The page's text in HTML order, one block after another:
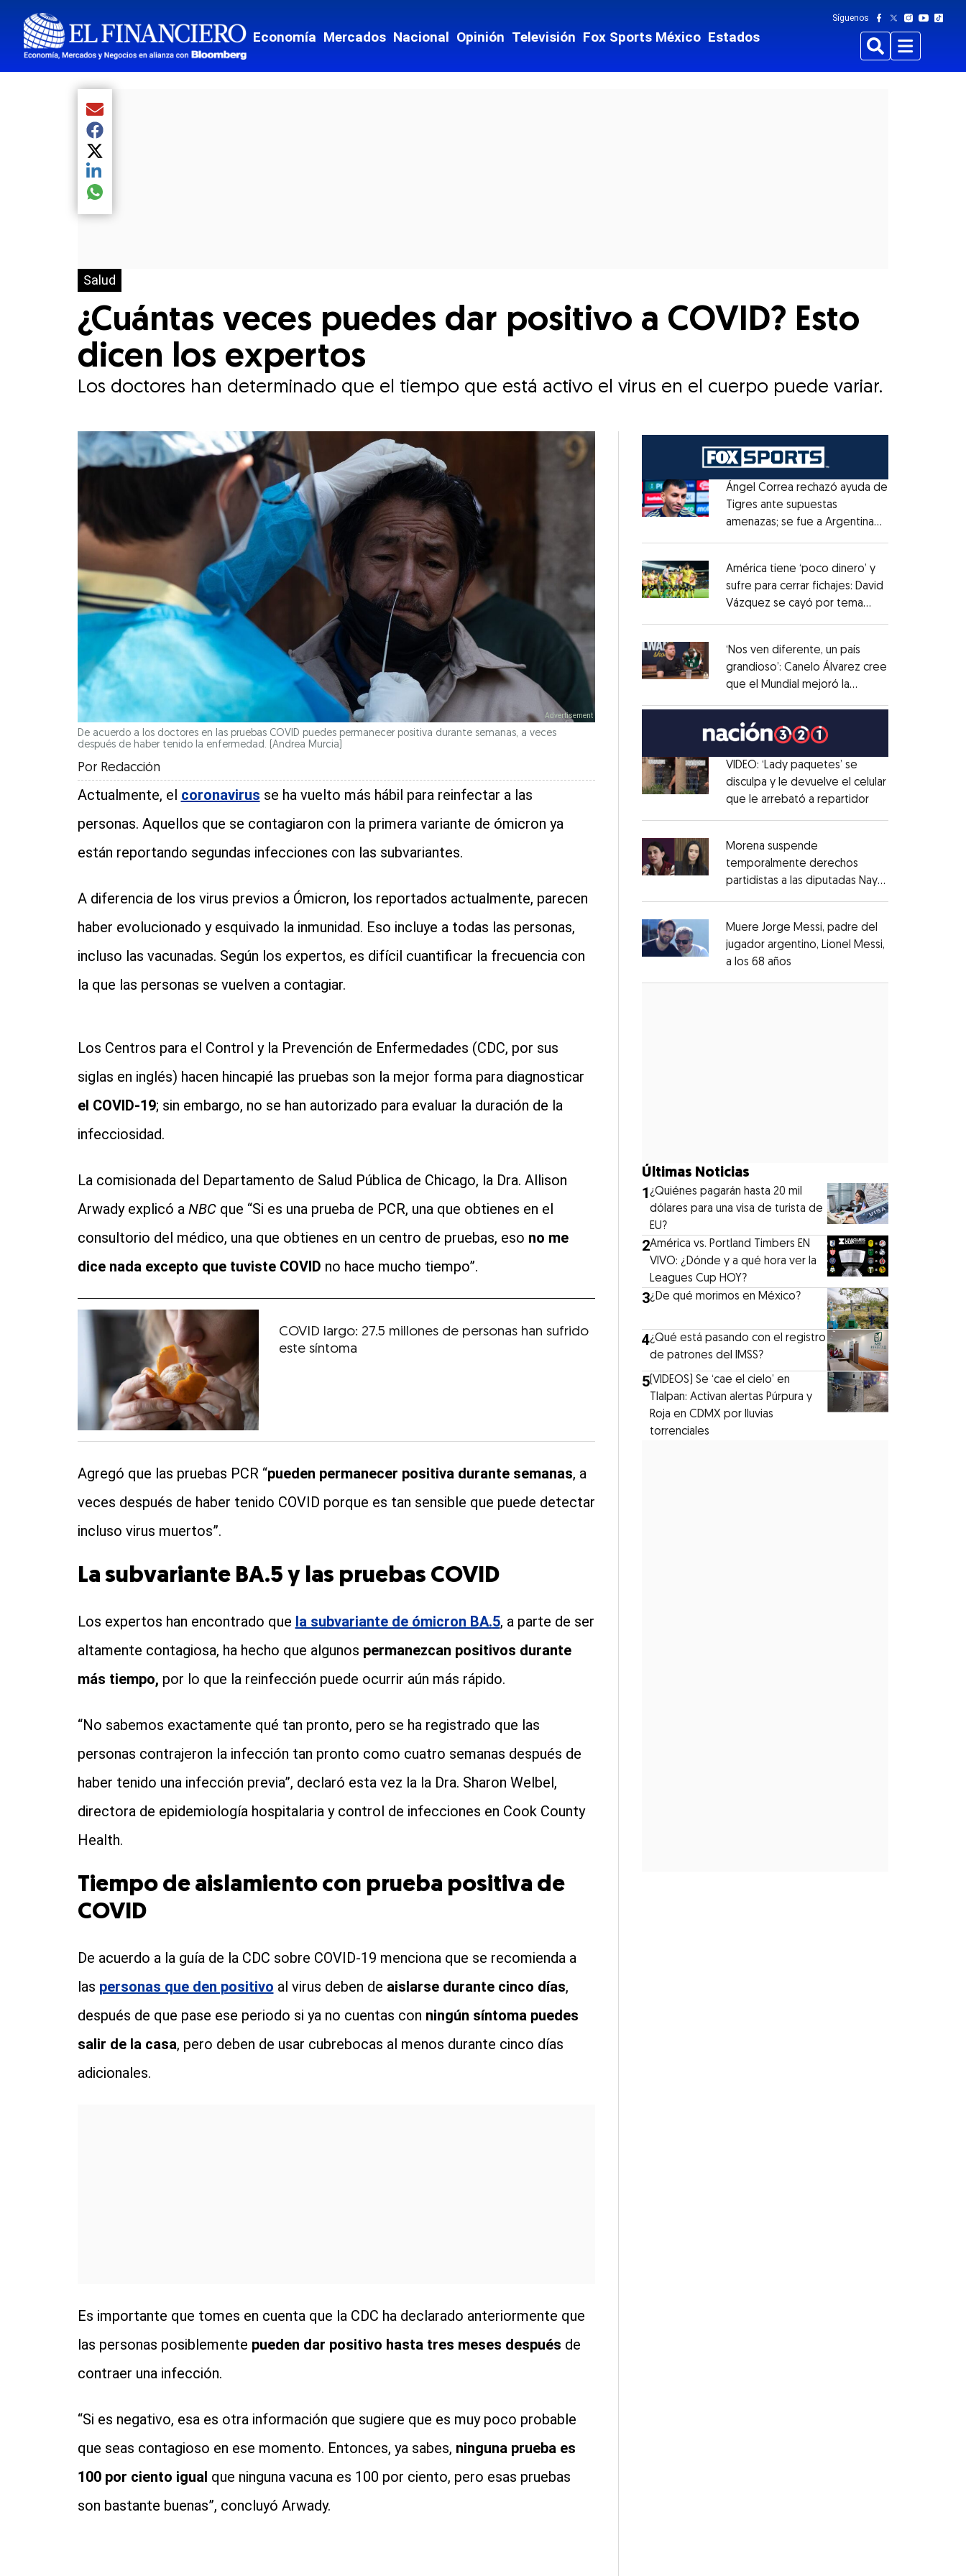
Economía Mercados Nacional Opinión Televisión Fox Sports México Estados
Síguenos
BuscarMenu
Salud
¿Cuántas veces puedes dar positivo a COVID? Esto
dicen los expertos
Los doctores han determinado que el tiempo que está activo el virus en el cuerpo puede variar.
Compartir el artículo actual mediante Email
Compartir el artículo actual mediante Facebook
Compartir el artículo actual mediante Twitter
Compartir el artículo actual mediante LinkedIn
Compartir el artículo actual mediante global.social-whatsapp
De acuerdo a los doctores en las pruebas COVID puedes permanecer positiva durante semanas, a veces
después de haber tenido la enfermedad. (Andrea Murcia)
Por Redacción
Actualmente, el coronavirus se ha vuelto más hábil para reinfectar a las
personas. Aquellos que se contagiaron con la primera variante de ómicron ya
están reportando segundas infecciones con las subvariantes.
A diferencia de los virus previos a Ómicron, los reportados actualmente, parecen
haber evolucionado y esquivado la inmunidad. Eso incluye a todas las personas,
incluso las vacunadas. Según los expertos, es difícil cuantificar la frecuencia con
la que las personas se vuelven a contagiar.
Los Centros para el Control y la Prevención de Enfermedades (CDC, por sus
siglas en inglés) hacen hincapié las pruebas son la mejor forma para diagnosticar
el COVID-19; sin embargo, no se han autorizado para evaluar la duración de la
infecciosidad.
La comisionada del Departamento de Salud Pública de Chicago, la Dra. Allison
Arwady explicó a NBC que “Si es una prueba de PCR, una que obtienes en el
consultorio del médico, una que obtienes en un centro de pruebas, eso no me
dice nada excepto que tuviste COVID no hace mucho tiempo”.
COVID largo: 27.5 millones de personas han sufrido
este síntoma
Agregó que las pruebas PCR “pueden permanecer positiva durante semanas, a
veces después de haber tenido COVID porque es tan sensible que puede detectar
incluso virus muertos”.
La subvariante BA.5 y las pruebas COVID
Los expertos han encontrado que la subvariante de ómicron BA.5, a parte de ser
altamente contagiosa, ha hecho que algunos permanezcan positivos durante
más tiempo, por lo que la reinfección puede ocurrir aún más rápido.
“No sabemos exactamente qué tan pronto, pero se ha registrado que las
personas contrajeron la infección tan pronto como cuatro semanas después de
haber tenido una infección previa”, declaró esta vez la la Dra. Sharon Welbel,
directora de epidemiología hospitalaria y control de infecciones en Cook County
Health.
Tiempo de aislamiento con prueba positiva de
COVID
De acuerdo a la guía de la CDC sobre COVID-19 menciona que se recomienda a
las personas que den positivo al virus deben de aislarse durante cinco días,
después de que pase ese periodo si ya no cuentas con ningún síntoma puedes
salir de la casa, pero deben de usar cubrebocas al menos durante cinco días
adicionales.
Es importante que tomes en cuenta que la CDC ha declarado anteriormente que
las personas posiblemente pueden dar positivo hasta tres meses después de
contraer una infección.
“Si es negativo, esa es otra información que sugiere que es muy poco probable
que seas contagioso en ese momento. Entonces, ya sabes, ninguna prueba es
100 por ciento igual que ninguna vacuna es 100 por ciento, pero esas pruebas
son bastante buenas”, concluyó Arwady.
Opens in new window
Ángel Correa rechazó ayuda de
Tigres ante supuestas
amenazas; se fue a Argentina
Opens in new window
América tiene ‘poco dinero’ y
sufre para cerrar fichajes: David
Vázquez se cayó por tema
Opens in new window
‘Nos ven diferente, un país
grandioso’: Canelo Álvarez cree
que el Mundial mejoró la
Opens in new window
VIDEO: ‘Lady paquetes’ se
disculpa y le devuelve el celular
que le arrebató a repartidorOpens in new
Opens in new window
Morena suspende
temporalmente derechos
partidistas a las diputadas Nay
Opens in new window
Muere Jorge Messi, padre del
jugador argentino, Lionel Messi,
a los 68 años
Últimas Noticias
1¿Quiénes pagarán hasta 20 mil
dólares para una visa de turista de
EU?
2América vs. Portland Timbers EN
VIVO: ¿Dónde y a qué hora ver la
Leagues Cup HOY?
3¿De qué morimos en México?
4¿Qué está pasando con el registro
de patrones del IMSS?
5 (VIDEOS) Se ‘cae el cielo’ en
Tlalpan: Activan alertas Púrpura y
Roja en CDMX por lluvias
torrenciales